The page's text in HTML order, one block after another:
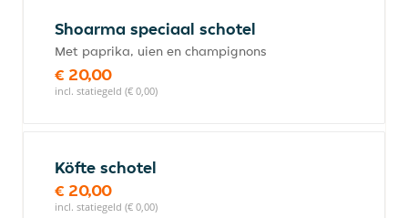
Shoarma speciaal schotel
Met paprika, uien en champignons
€ 20,00
incl. statiegeld (€ 0,00)
Köfte schotel
€ 20,00
incl. statiegeld (€ 0,00)